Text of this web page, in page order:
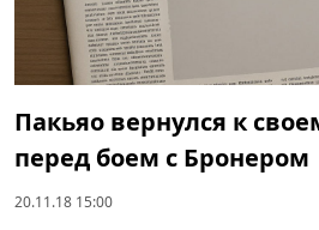
Пакьяо вернулся к
перед боем с Бронером
20.11.18 15:00